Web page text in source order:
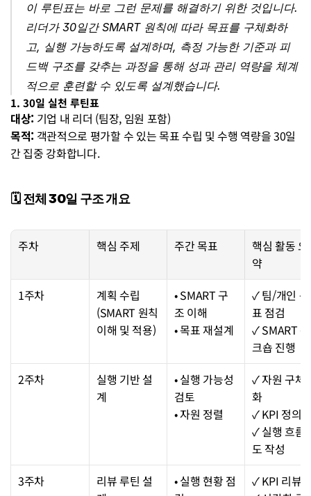
이 루틴표는 바로 그런 문제를 해결하기 위한 것입니다.
리더가 30일간 SMART 원칙에 따라 목표를 구체화하
고, 실행 가능하도록 설계하며, 측정 가능한 기준과 피
드백 구조를 갖추는 과정을 통해 성과 관리 역량을 체계
적으로 훈련할 수 있도록 설계했습니다.
1. 30일 실천 루틴표
대상: 기업 내 리더 (팀장, 임원 포함)
목적: 객관적으로 평가할 수 있는 목표 수립 및 수행 역량을 30일
간 집중 강화합니다.
🗓️ 전체 30일 구조 개요
주차 핵심 주제 주간 목표
핵심 활동 요
약
1주차
계획 수립
(SMART 원칙
이해 및 적용)
• SMART 구
조 이해
• 목표 재설계
✓ 팀/개인 목
표 점검
✓ SMART 워
크숍 진행
2주차
실행 기반 설
계
• 실행 가능성
검토
• 자원 정렬
✓ 자원 구체
화
✓ KPI 정의
✓ 실행 흐름
도 작성
3주차
리뷰 루틴 설
• 실행 현황 점
✓ KPI 리뷰